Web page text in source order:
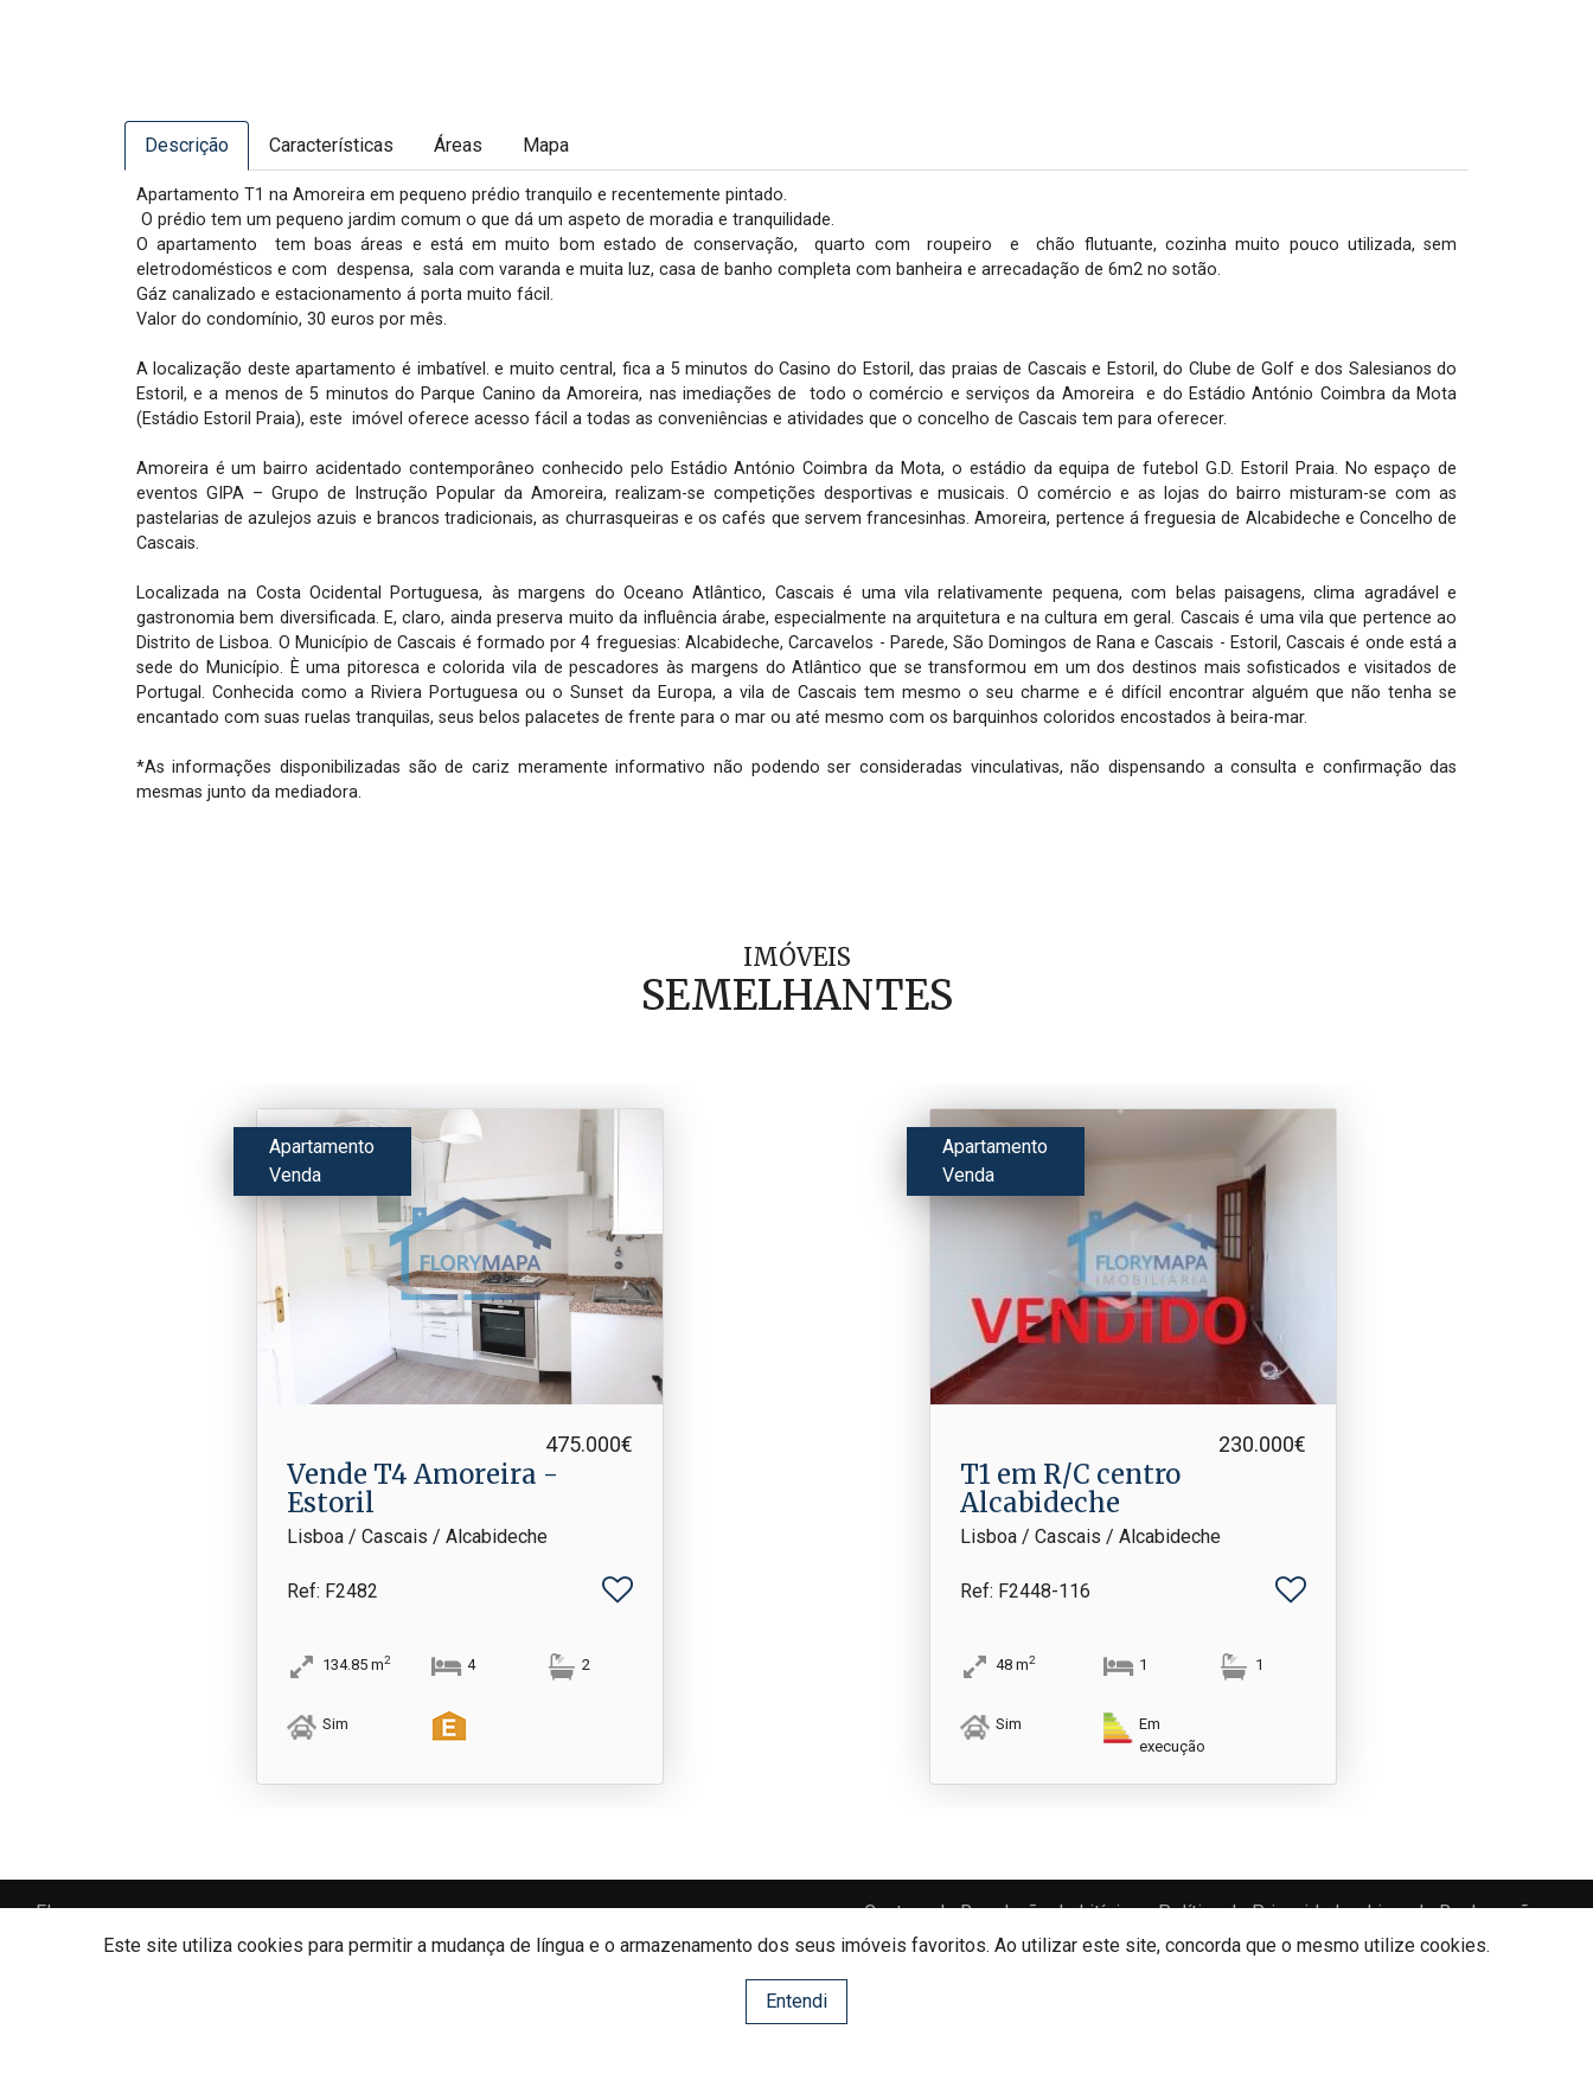
Este site utiliza cookies para permitir a mudança de língua e o armazenamento dos seus imóveis favoritos. Ao utilizar este site, concorda que o mesmo utilize cookies.
Entendi
Descrição Características Áreas Mapa
Apartamento T1 na Amoreira em pequeno prédio tranquilo e recentemente pintado.
O apartamento  tem boas áreas e está em muito bom estado de conservação,  quarto com  roupeiro  e  chão flutuante, cozinha muito pouco utilizada, sem
eletrodomésticos e com  despensa,  sala com varanda e muita luz, casa de banho completa com banheira e arrecadação de 6m2 no sotão.
Gáz canalizado e estacionamento á porta muito fácil.
Valor do condomínio, 30 euros por mês.
A localização deste apartamento é imbatível. e muito central, fica a 5 minutos do Casino do Estoril, das praias de Cascais e Estoril, do Clube de Golf e dos Salesianos do
Estoril, e a menos de 5 minutos do Parque Canino da Amoreira, nas imediações de  todo o comércio e serviços da Amoreira  e do Estádio António Coimbra da Mota
(Estádio Estoril Praia), este  imóvel oferece acesso fácil a todas as conveniências e atividades que o concelho de Cascais tem para oferecer.
Amoreira é um bairro acidentado contemporâneo conhecido pelo Estádio António Coimbra da Mota, o estádio da equipa de futebol G.D. Estoril Praia. No espaço de
eventos GIPA – Grupo de Instrução Popular da Amoreira, realizam-se competições desportivas e musicais. O comércio e as lojas do bairro misturam-se com as
pastelarias de azulejos azuis e brancos tradicionais, as churrasqueiras e os cafés que servem francesinhas. Amoreira, pertence á freguesia de Alcabideche e Concelho de
Cascais.
Localizada na Costa Ocidental Portuguesa, às margens do Oceano Atlântico, Cascais é uma vila relativamente pequena, com belas paisagens, clima agradável e
gastronomia bem diversificada. E, claro, ainda preserva muito da influência árabe, especialmente na arquitetura e na cultura em geral. Cascais é uma vila que pertence ao
Distrito de Lisboa. O Município de Cascais é formado por 4 freguesias: Alcabideche, Carcavelos - Parede, São Domingos de Rana e Cascais - Estoril, Cascais é onde está a
sede do Município. È uma pitoresca e colorida vila de pescadores às margens do Atlântico que se transformou em um dos destinos mais sofisticados e visitados de
Portugal. Conhecida como a Riviera Portuguesa ou o Sunset da Europa, a vila de Cascais tem mesmo o seu charme e é difícil encontrar alguém que não tenha se
encantado com suas ruelas tranquilas, seus belos palacetes de frente para o mar ou até mesmo com os barquinhos coloridos encostados à beira-mar.
*As informações disponibilizadas são de cariz meramente informativo não podendo ser consideradas vinculativas, não dispensando a consulta e confirmação das
mesmas junto da mediadora.
IMÓVEIS
SEMELHANTES
Apartamento
Venda
475.000€
Vende T4 Amoreira -
Estoril
Lisboa / Cascais / Alcabideche
Ref: F2482
134.85m2 4 2
Sim
Apartamento
Venda
230.000€
T1 em R/C centro
Alcabideche
Lisboa / Cascais / Alcabideche
Ref: F2448-116
48 m2 1 1
Sim
Em
execução
Florymapa
Florymapa - Mediação Imobiliária, LdaAMI: 7554
Centros de Resolução de Litígios Política de Privacidade Livro de Reclamações
Website e CRM Imobiliário